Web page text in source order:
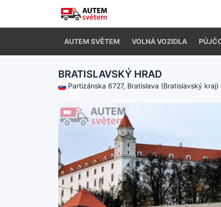
AUTEM SVĚTEM VOLNÁ VOZIDLA
BRATISLAVSKÝ HRAD
Partizánska 6727, Bratislava (Bratislavský kraj)